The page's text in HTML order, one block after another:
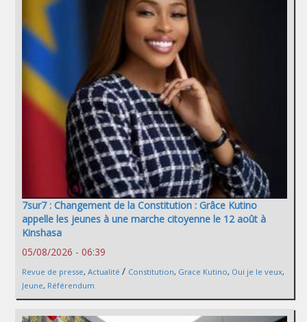
7sur7 : Changement de la Constitution : Grâce Kutino
appelle les jeunes à une marche citoyenne le 12 août à
Kinshasa
05/08/2026 - 06:39
Revue de presse, Actualité / Constitution, Grace Kutino, Oui je le veux,
Jeune, Référendum